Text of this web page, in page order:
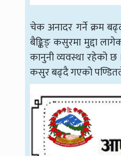
चेक अनादर गर्ने क्रम
बैङ्किङ् कसुरमा मुद्दा
कानुनी व्यवस्था रहेको
कसुर बढ्दै गएको